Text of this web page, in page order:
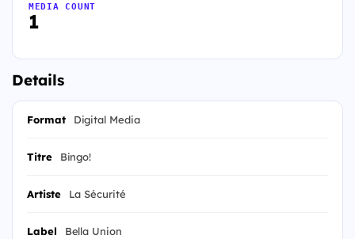
1
MEDIA COUNT
Details
Format Digital Media
Titre Bingo!
Artiste La Sécurité
Label Bella Union